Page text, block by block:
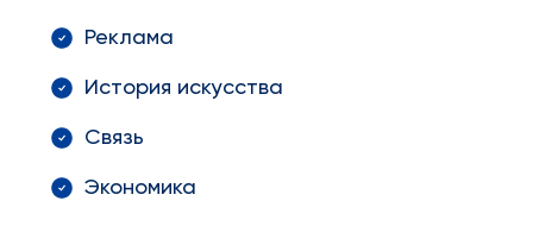
Реклама
История искусства
Связь
Экономика